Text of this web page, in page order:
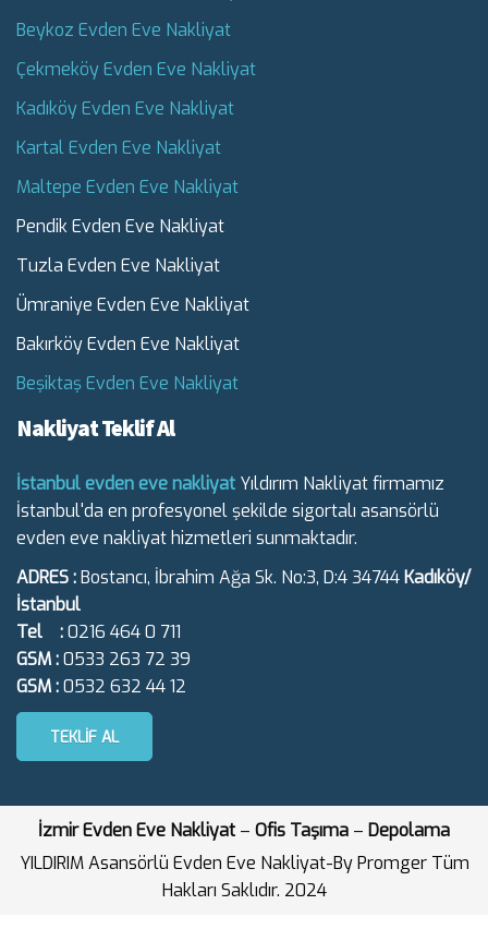
Beykoz Evden Eve Nakliyat
Çekmeköy Evden Eve Nakliyat
Kadıköy Evden Eve Nakliyat
Kartal Evden Eve Nakliyat
Maltepe Evden Eve Nakliyat
Pendik Evden Eve Nakliyat
Tuzla Evden Eve Nakliyat
Ümraniye Evden Eve Nakliyat
Bakırköy Evden Eve Nakliyat
Beşiktaş Evden Eve Nakliyat
Nakliyat Teklif Al
İstanbul evden eve nakliyat Yıldırım Nakliyat firmamız
İstanbul'da en profesyonel şekilde sigortalı asansörlü
evden eve nakliyat hizmetleri sunmaktadır.
ADRES :Bostancı, İbrahim Ağa Sk. No:3, D:4 34744 Kadıköy/
İstanbul
Tel :0216 464 0 711
GSM :0533 263 72 39
GSM :0532 632 44 12
TEKLIF AL
İzmir Evden Eve Nakliyat – Ofis Taşıma – Depolama
YILDIRIM Asansörlü Evden Eve Nakliyat-By Promger Tüm
Hakları Saklıdır. 2024